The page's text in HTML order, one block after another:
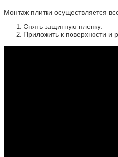
Монтаж плитки осуществляется
Снять защитную пленку.
Приложить к поверхности и